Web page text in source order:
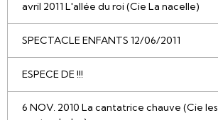
avril 2011 L'allée du roi (Cie La nacelle)
SPECTACLE ENFANTS 12/06/2011
ESPECE DE !!!
6 NOV. 2010 La cantatrice chauve (Cie les